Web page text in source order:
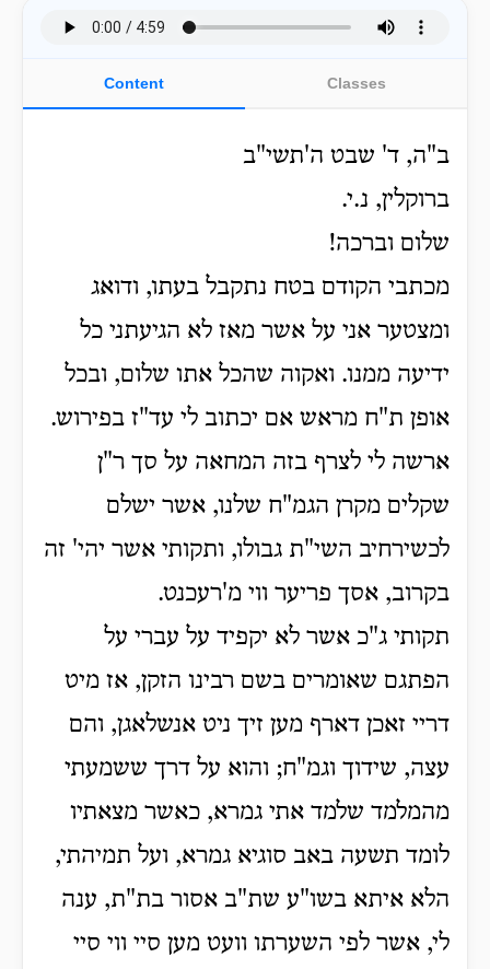
Content Classes
ב"ה, ד' שבט ה'תשי"ב
ברוקלין, נ.י.
שלום וברכה!
מכתבי הקודם בטח נתקבל בעתו, ודואג
ומצטער אני על אשר מאז לא הגיעתני כל
ידיעה ממנו. ואקוה שהכל אתו שלום, ובכל
אופן ת"ח מראש אם יכתוב לי עד"ז בפירוש.
ארשה לי לצרף בזה המחאה על סך ר"ן
שקלים מקרן הגמ"ח שלנו, אשר ישלם
לכשירחיב השי"ת גבולו, ותקותי אשר יהי' זה
בקרוב, אסך פריער ווי מ'רעכנט.
תקותי ג"כ אשר לא יקפיד על עברי על
הפתגם שאומרים בשם רבינו הזקן, אז מיט
דריי זאכן דארף מען זיך ניט אנשלאגן, והם
עצה, שידוך וגמ"ח; והוא על דרך ששמעתי
מהמלמד שלמד אתי גמרא, כאשר מצאתיו
לומד תשעה באב סוגיא גמרא, ועל תמיהתי,
הלא איתא בשו"ע שת"ב אסור בת"ת, ענה
לי, אשר לפי השערתו וועט מען סיי ווי סיי